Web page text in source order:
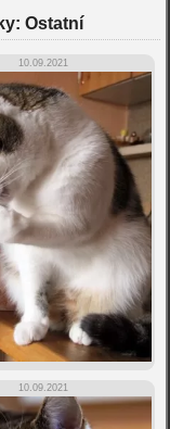
Ostatní
10.09.2021
10.09.2021